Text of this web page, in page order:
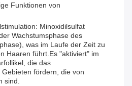
Funktionen von
Minoxidilsulfat
Wachstumsphase des
was im Laufe der Zeit zu
Haaren führt.Es "aktiviert" im
die das
fördern, die von
sind.